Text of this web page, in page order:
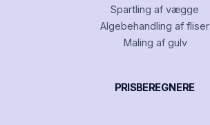
Spartling af vægge
Algebehandling af fliser
Maling af gulv
PRISBEREGNERE